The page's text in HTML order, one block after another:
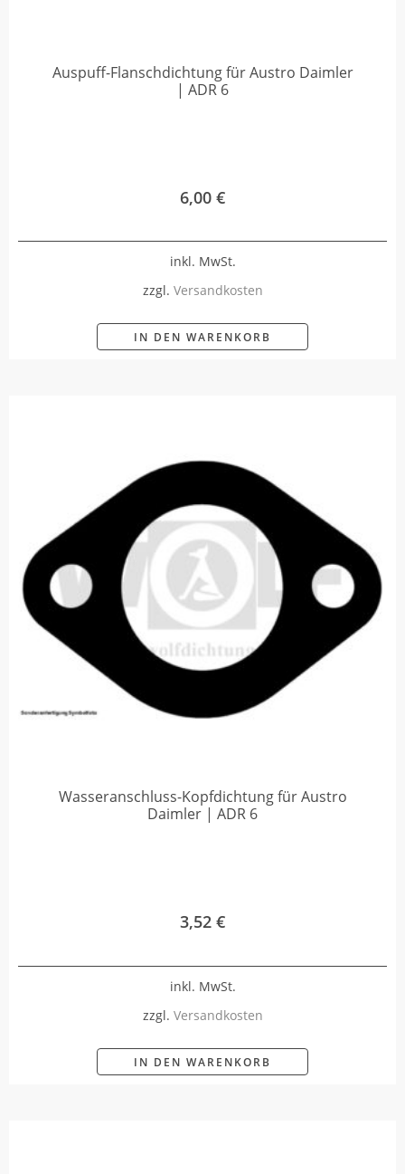
Auspuff-Flanschdichtung für Austro Daimler
| ADR 6
6,00 €
inkl. MwSt.
zzgl. Versandkosten
IN DEN WARENKORB
Wasseranschluss-Kopfdichtung für Austro
Daimler | ADR 6
3,52 €
inkl. MwSt.
zzgl. Versandkosten
IN DEN WARENKORB